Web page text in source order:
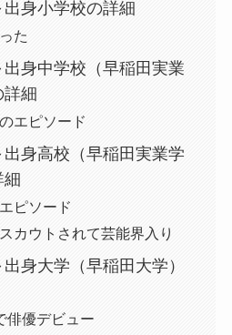
身小学校の詳細
た
身中学校（早稲田実業
詳細
エピソード
身高校（早稲田実業学
細
ピソード
カウトされて芸能界入り
身大学（早稲田大学）
俳優デビュー